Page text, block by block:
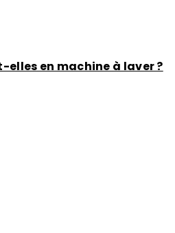
en machine à laver ?